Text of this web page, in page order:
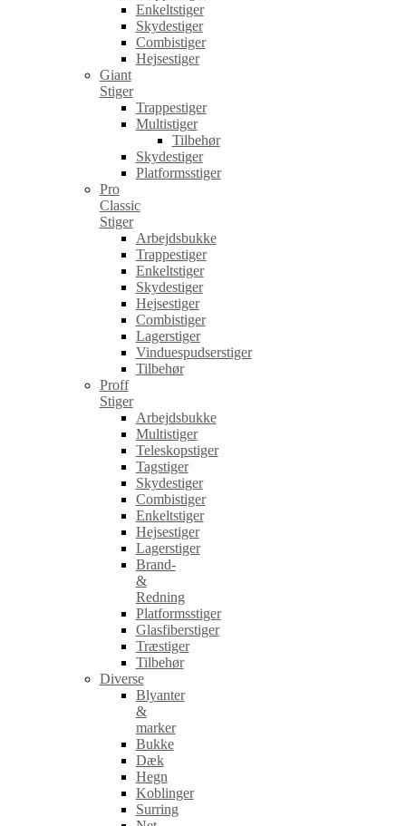
Enkeltstiger
Skydestiger
Combistiger
Hejsestiger
Giant
Stiger
Trappestiger
Multistiger
Tilbehør
Skydestiger
Platformsstiger
Pro
Classic
Stiger
Arbejdsbukke
Trappestiger
Enkeltstiger
Skydestiger
Hejsestiger
Combistiger
Lagerstiger
Vinduespudserstiger
Tilbehør
Proff
Stiger
Arbejdsbukke
Multistiger
Teleskopstiger
Tagstiger
Skydestiger
Combistiger
Enkeltstiger
Hejsestiger
Lagerstiger
Brand-
&
Redning
Platformsstiger
Glasfiberstiger
Træstiger
Tilbehør
Diverse
Blyanter
&
marker
Bukke
Dæk
Hegn
Koblinger
Surring